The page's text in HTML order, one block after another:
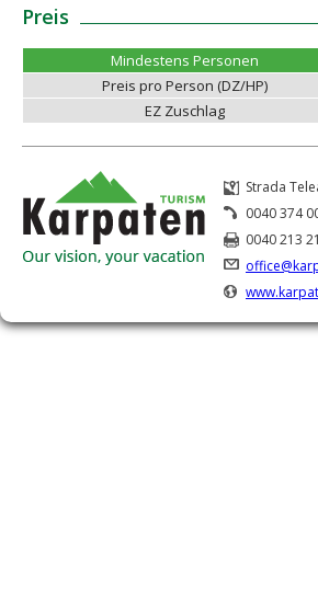
Preis
Mindestens Personen
Preis pro Person (DZ/HP)
EZ Zuschlag
Strada
0040 374
0040 213